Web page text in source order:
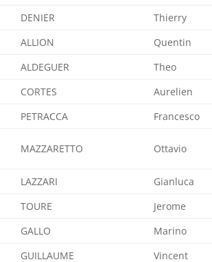
DENIER Thierry
ALLION Quentin
ALDEGUER Theo
CORTES Aurelien
PETRACCA Francesco
MAZZARETTO Ottavio
LAZZARI Gianluca
TOURE Jerome
GALLO Marino
GUILLAUME Vincent